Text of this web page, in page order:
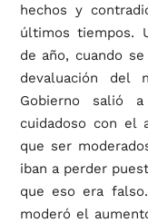
hechos y
últimos tiempos.
de año, cuando
devaluación
Gobierno salió
cuidadoso con el
que ser
iban a perder
que eso era
moderó el